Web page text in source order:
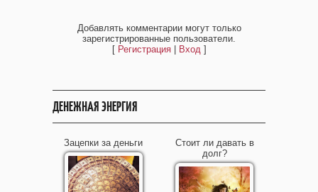
Добавлять комментарии могут только
зарегистрированные пользователи.
[ Регистрация| Вход]
ДЕНЕЖНАЯ ЭНЕРГИЯ
Зацепки за деньги
Стоит ли давать в
долг?